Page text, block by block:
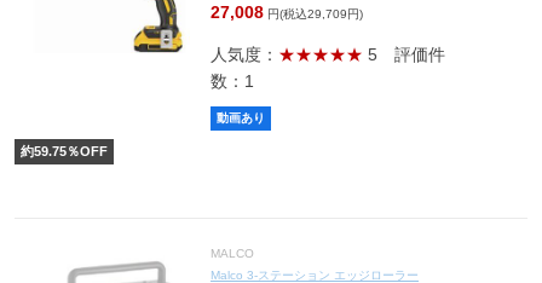
27,008 円(税込29,709円)
人気度： ★★★★★ 5 評価件
数：1
動画あり
約59.75％OFF
MALCO
Malco 3-ステーション エッジローラー